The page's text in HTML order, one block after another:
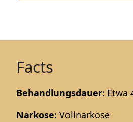
Facts
Behandlungsdauer: Etwa
Narkose: Vollnarkose